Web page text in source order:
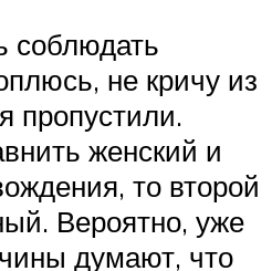
соблюдать
не кричу из
пропустили.
женский и
то второй
Вероятно, уже
думают, что